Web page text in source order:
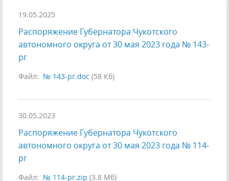
19.05.2025
Распоряжение Губернатора Чукотского
автономного округа от 30 мая 2023 года № 143-
рг
Файл: № 143-рг.doc (58 Кб)
30.05.2023
Распоряжение Губернатора Чукотского
автономного округа от 30 мая 2023 года № 114-
рг
Файл: № 114-рг.zip (3.8 Мб)